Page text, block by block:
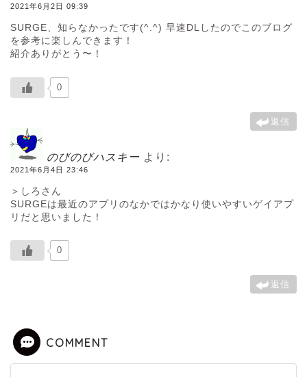
2021年6月2日 09:39
SURGE、知らなかったです(^.^) 早速DLしたのでこのブログ
を参考に楽しんできます！
紹介ありがとう〜！
0
返信
のびのびハスキー より:
2021年6月4日 23:46
＞しろさん
SURGEは最近のアプリのなかではかなり使いやすいゲイアプ
リだと思いました！
0
返信
COMMENT